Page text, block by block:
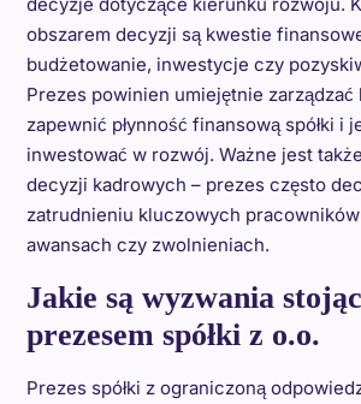
obszarem decyzji są kwestie
budżetowanie, inwestycje czy
Prezes powinien umiejętnie zarządzać
zapewnić płynność finansową spółki i
inwestować w rozwój. Ważne jest
decyzji kadrowych – prezes często
zatrudnieniu kluczowych
awansach czy zwolnieniach.
Jakie są wyzwania
prezesem spółki z o.o.
Prezes spółki z ograniczoną